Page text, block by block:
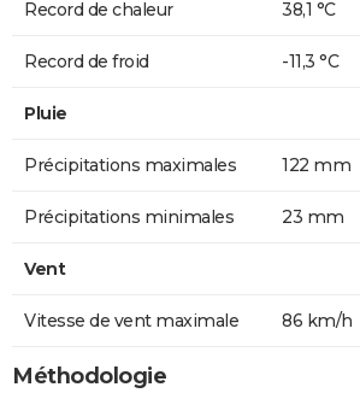
Record de chaleur 38,1 °C
Record de froid -11,3 °C
Pluie
Précipitations maximales 122 mm
Précipitations minimales 23 mm
Vent
Vitesse de vent maximale 86 km/h
Méthodologie